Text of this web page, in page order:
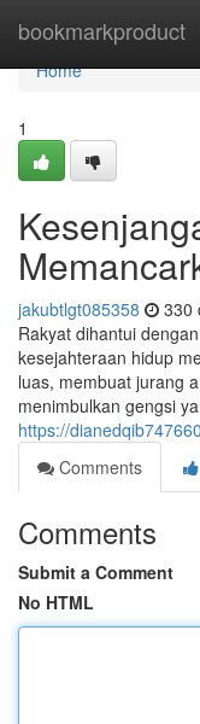
bookmarkproduct
Home
Home
1
jakubtlgt085358 330
Rakyat dihantui
kesejahteraan hidup
luas, membuat jurang
menimbulkan gengsi
https://
Comments
Comments
Submit a Comment
No HTML